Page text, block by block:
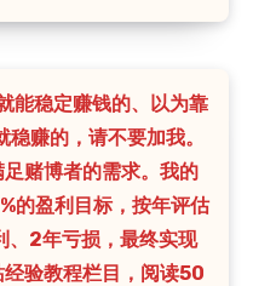
能稳定赚钱的、以为靠
赚的，请不要加我。
赌博者的需求。我的
的盈利目标，按年评估
、2年亏损，最终实现
验教程栏目，阅读50